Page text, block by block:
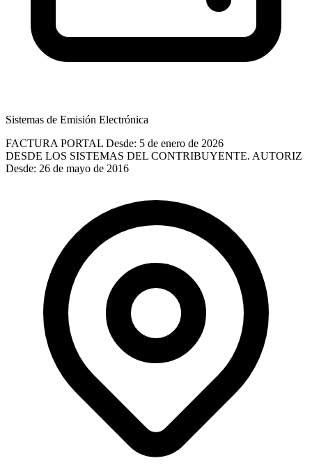
Sistemas de Emisión Electrónica
FACTURA PORTAL Desde: 5 de enero de 2026
DESDE LOS SISTEMAS DEL CONTRIBUYENTE. AUTORIZ
Desde: 26 de mayo de 2016